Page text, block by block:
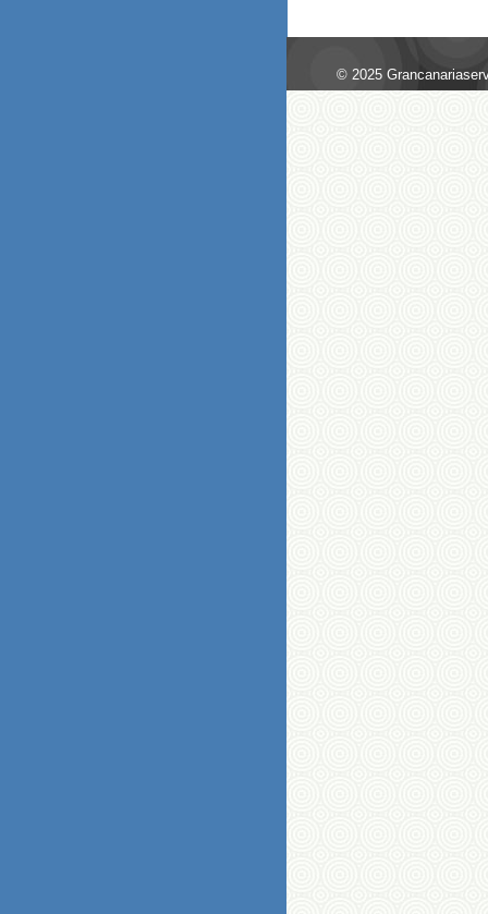
© 2025